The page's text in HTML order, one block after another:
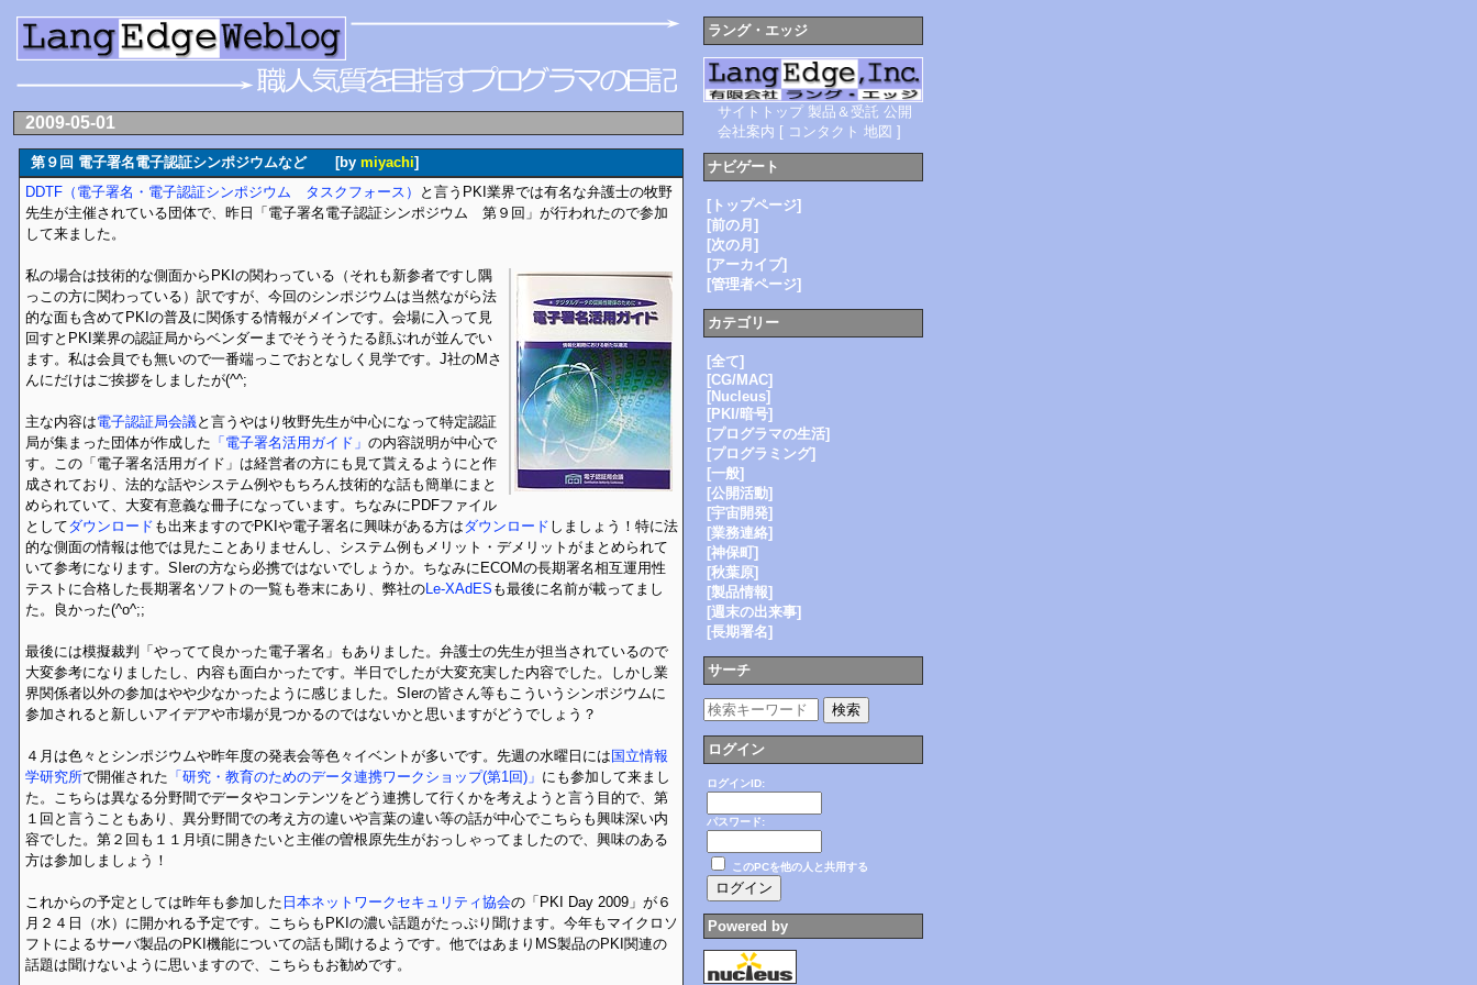
2009-05-01
第９回 電子署名電子認証シンポジウムなど [by miyachi]
DDTF（電子署名・電子認証シンポジウム タスクフォース）
と言うPKI業界では有名な弁護士の牧野
先生が主催されている団体で、昨日「電子署名電子認証シンポジウム 第９回」が行われたので参加
して来ました。
私の場合は技術的な側面からPKIの関わっている（それも新参者ですし隅
っこの方に関わっている）訳ですが、今回のシンポジウムは当然ながら法
的な面も含めてPKIの普及に関係する情報がメインです。会場に入って見
回すとPKI業界の認証局からベンダーまでそうそうたる顔ぶれが並んでい
ます。私は会員でも無いので一番端っこでおとなしく見学です。J社のMさ
んにだけはご挨拶をしましたが(^^;
主な内容は電子認証局会議と言うやはり牧野先生が中心になって特定認証
局が集まった団体が作成した 「電子署名活用ガイド」 の内容説明が中心で
す。この「電子署名活用ガイド」は経営者の方にも見て貰えるようにと作
成されており、法的な話やシステム例やもちろん技術的な話も簡単にまと
められていて、大変有意義な冊子になっています。ちなみにPDFファイル
としてダウンロード も出来ますのでPKIや電子署名に興味がある方はダウンロード しましょう！特に法
的な側面の情報は他では見たことありませんし、システム例もメリット・デメリットがまとめられて
いて参考になります。SIerの方なら必携ではないでしょうか。ちなみにECOMの長期署名相互運用性
テストに合格した長期署名ソフトの一覧も巻末にあり、弊社のLe-XAdES も最後に名前が載ってまし
た。良かった(^o^;;
最後には模擬裁判「やってて良かった電子署名」もありました。弁護士の先生が担当されているので
大変参考になりましたし、内容も面白かったです。半日でしたが大変充実した内容でした。しかし業
界関係者以外の参加はやや少なかったように感じました。SIerの皆さん等もこういうシンポジウムに
参加されると新しいアイデアや市場が見つかるのではないかと思いますがどうでしょう？
４月は色々とシンポジウムや昨年度の発表会等色々イベントが多いです。先週の水曜日には 国立情報
学研究所で開催された 「研究・教育のためのデータ連携ワークショップ(第1回)」 にも参加して来まし
た。こちらは異なる分野間でデータやコンテンツをどう連携して行くかを考えようと言う目的で、第
１回と言うこともあり、異分野間での考え方の違いや言葉の違い等の話が中心でこちらも興味深い内
容でした。第２回も１１月頃に開きたいと主催の曽根原先生がおっしゃってましたので、興味のある
方は参加しましょう！
これからの予定としては昨年も参加した 日本ネットワークセキュリティ協会の「PKI Day 2009」が６
月２４日（水）に開かれる予定です。こちらもPKIの濃い話題がたっぷり聞けます。今年もマイクロソ
フトによるサーバ製品のPKI機能についての話も聞けるようです。他ではあまりMS製品のPKI関連の
話題は聞けないように思いますので、こちらもお勧めです。
ラング・エッジ
サイトトップ 製品＆受託 公開
会社案内 [ コンタクト 地図 ]
ナビゲート
[トップページ]
[前の月]
[次の月]
[アーカイブ]
[管理者ページ]
カテゴリー
[全て]
[CG/MAC]
[Nucleus]
[PKI/暗号]
[プログラマの生活]
[プログラミング]
[一般]
[公開活動]
[宇宙開発]
[業務連絡]
[神保町]
[秋葉原]
[製品情報]
[週末の出来事]
[長期署名]
サーチ
ログイン
ログインID:
パスワード:
このPCを他の人と共用する
Powered by